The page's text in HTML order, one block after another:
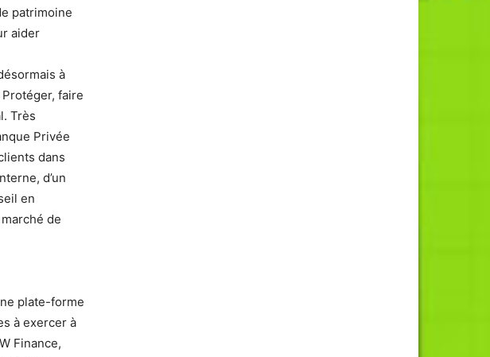
patrimoine
aider
à
faire
Très
Privée
dans
d’un
en
de
plate-forme
à exercer à
Finance,